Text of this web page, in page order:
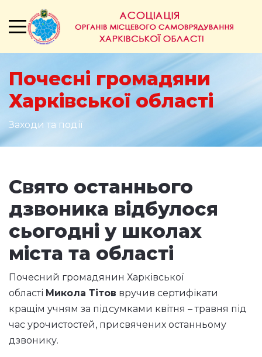
Почесні громадяни
Харківської області
Заходи та події
Свято останнього
дзвоника відбулося
сьогодні у школах
міста та області
Почесний громадянин Харківської
області Микола Тітов вручив сертифікати
кращім учням за підсумками квітня – травня під
час урочистостей, присвячених останньому
дзвонику.